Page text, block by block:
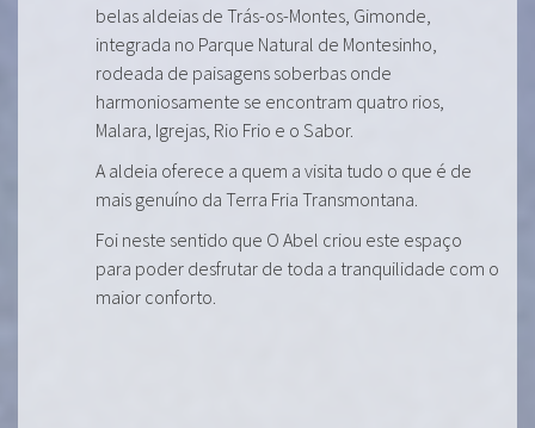
belas aldeias de Trás-os-Montes, Gimonde,
integrada no Parque Natural de Montesinho,
rodeada de paisagens soberbas onde
harmoniosamente se encontram quatro rios,
Malara, Igrejas, Rio Frio e o Sabor.
A aldeia oferece a quem a visita tudo o que é de
mais genuíno da Terra Fria Transmontana.
Foi neste sentido que O Abel criou este espaço
para poder desfrutar de toda a tranquilidade com o
maior conforto.